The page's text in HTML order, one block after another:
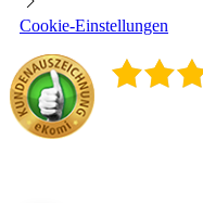
Cookie-Einstellungen